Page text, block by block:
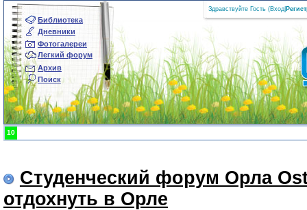
Библиотека
Дневники
Фотогалереи
Легкий форум
Архив
Поиск
Здравствуйте Гость (Вход
10
Студенческий форум Орла
отдохнуть в Орле